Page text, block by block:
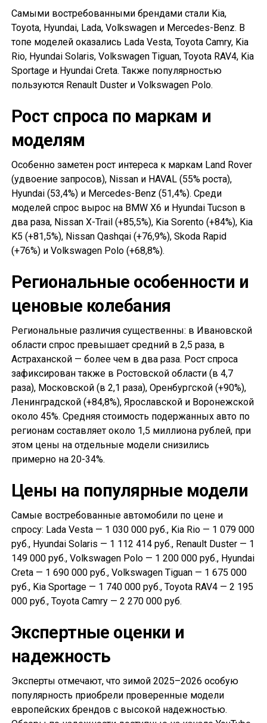
Самыми востребованными брендами стали Kia,
Toyota, Hyundai, Lada, Volkswagen и Mercedes-Benz. В
топе моделей оказались Lada Vesta, Toyota Camry, Kia
Rio, Hyundai Solaris, Volkswagen Tiguan, Toyota RAV4, Kia
Sportage и Hyundai Creta. Также популярностью
пользуются Renault Duster и Volkswagen Polo.
Рост спроса по маркам и
моделям
Особенно заметен рост интереса к маркам Land Rover
(удвоение запросов), Nissan и HAVAL (55% роста),
Hyundai (53,4%) и Mercedes-Benz (51,4%). Среди
моделей спрос вырос на BMW X6 и Hyundai Tucson в
два раза, Nissan X-Trail (+85,5%), Kia Sorento (+84%), Kia
K5 (+81,5%), Nissan Qashqai (+76,9%), Skoda Rapid
(+76%) и Volkswagen Polo (+68,8%).
Региональные особенности и
ценовые колебания
Региональные различия существенны: в Ивановской
области спрос превышает средний в 2,5 раза, в
Астраханской — более чем в два раза. Рост спроса
зафиксирован также в Ростовской области (в 4,7
раза), Московской (в 2,1 раза), Оренбургской (+90%),
Ленинградской (+84,8%), Ярославской и Воронежской
около 45%. Средняя стоимость подержанных авто по
регионам составляет около 1,5 миллиона рублей, при
этом цены на отдельные модели снизились
примерно на 20-34%.
Цены на популярные модели
Самые востребованные автомобили по цене и
спросу: Lada Vesta — 1 030 000 руб., Kia Rio — 1 079 000
руб., Hyundai Solaris — 1 112 414 руб., Renault Duster — 1
149 000 руб., Volkswagen Polo — 1 200 000 руб., Hyundai
Creta — 1 690 000 руб., Volkswagen Tiguan — 1 675 000
руб., Kia Sportage — 1 740 000 руб., Toyota RAV4 — 2 195
000 руб., Toyota Camry — 2 270 000 руб.
Экспертные оценки и
надежность
Эксперты отмечают, что зимой 2025–2026 особую
популярность приобрели проверенные модели
европейских брендов с высокой надежностью.